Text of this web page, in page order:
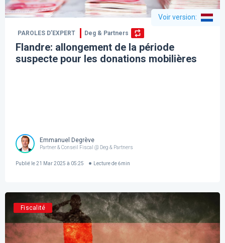
Voir version:
PAROLES D’EXPERT Deg & Partners
Flandre: allongement de la période
suspecte pour les donations mobilières
Emmanuel Degrève
Partner & Conseil Fiscal @ Deg & Partners
Publié le21 Mar 2025 à 05:25 Lecture de 6min
Fiscalité